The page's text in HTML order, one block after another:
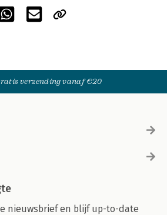
verzending vanaf €20
nieuwsbrief en blijf up-to-date